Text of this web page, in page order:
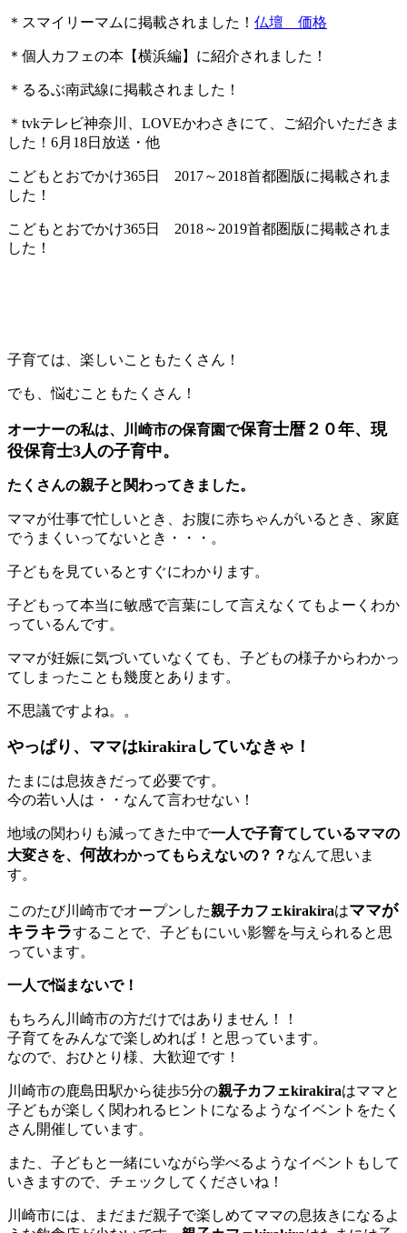
＊スマイリーマムに掲載されました！ 仏壇 価格
＊個人カフェの本【横浜編】に紹介されました！
＊るるぶ南武線に掲載されました！
＊tvkテレビ神奈川、LOVEかわさきにて、ご紹介いただきま
した！6月18日放送・他
こどもとおでかけ365日 2017～2018首都圏版に掲載されま
した！
こどもとおでかけ365日 2018～2019首都圏版に掲載されま
した！
子育ては、楽しいこともたくさん！
でも、悩むこともたくさん！
オーナーの私は、川崎市の保育園で保育士暦２０年、現
役保育士3人の子育中。
たくさんの親子と関わってきました。
ママが仕事で忙しいとき、お腹に赤ちゃんがいるとき、家庭
でうまくいってないとき・・・。
子どもを見ているとすぐにわかります。
子どもって本当に敏感で言葉にして言えなくてもよーくわか
っているんです。
ママが妊娠に気づいていなくても、子どもの様子からわかっ
てしまったことも幾度とあります。
不思議ですよね。。
やっぱり、ママはkirakiraしていなきゃ！
たまには息抜きだって必要です。
今の若い人は・・なんて言わせない！
地域の関わりも減ってきた中で一人で子育てしているママの
大変さを、 何故わかってもらえないの？？ なんて思いま
す。
このたび川崎市でオープンした親子カフェkirakiraはママが
キラキラすることで、子どもにいい影響を与えられると思
っています。
一人で悩まないで！
もちろん川崎市の方だけではありません！！
子育てをみんなで楽しめれば！と思っています。
なので、おひとり様、大歓迎です！
川崎市の鹿島田駅から徒歩5分の親子カフェkirakiraはママと
子どもが楽しく関われるヒントになるようなイベントをたく
さん開催しています。
また、子どもと一緒にいながら学べるようなイベントもして
いきますので、チェックしてくださいね！
川崎市には、まだまだ親子で楽しめてママの息抜きになるよ